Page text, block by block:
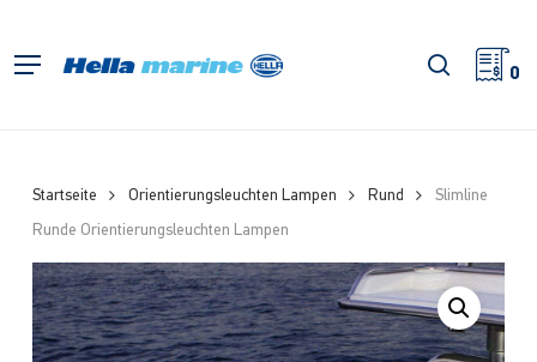
springen
Menü Suche
0
Startseite Orientierungsleuchten Lampen Rund
Slimline
Runde Orientierungsleuchten Lampen